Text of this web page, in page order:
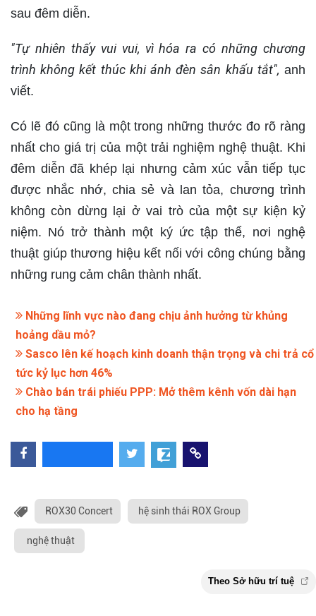
sau đêm diễn.
"Tự nhiên thấy vui vui, vì hóa ra có những chương
trình không kết thúc khi ánh đèn sân khấu tắt", anh
viết.
Có lẽ đó cũng là một trong những thước đo rõ ràng
nhất cho giá trị của một trải nghiệm nghệ thuật. Khi
đêm diễn đã khép lại nhưng cảm xúc vẫn tiếp tục
được nhắc nhớ, chia sẻ và lan tỏa, chương trình
không còn dừng lại ở vai trò của một sự kiện kỷ
niệm. Nó trở thành một ký ức tập thể, nơi nghệ
thuật giúp thương hiệu kết nối với công chúng bằng
những rung cảm chân thành nhất.
Những lĩnh vực nào đang chịu ảnh hưởng từ khủng
hoảng dầu mỏ?
Sasco lên kế hoạch kinh doanh thận trọng và chi trả cổ
tức kỷ lục hơn 46%
Chào bán trái phiếu PPP: Mở thêm kênh vốn dài hạn
cho hạ tầng
ROX30 Concert hệ sinh thái ROX Group
nghệ thuật